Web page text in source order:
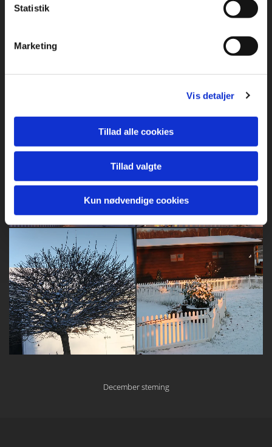
Statistik
Marketing
Vis detaljer
Tillad alle cookies
Tillad valgte
Kun nødvendige cookies
December steming